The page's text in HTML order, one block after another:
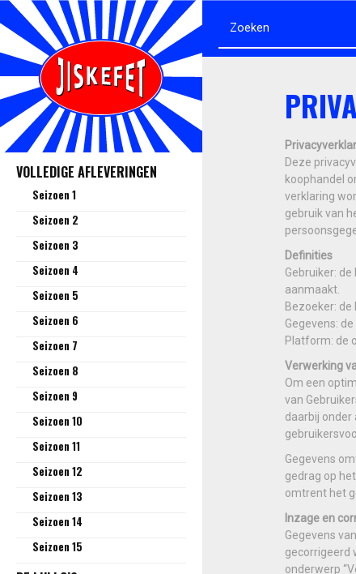
VOLLEDIGE AFLEVERINGEN
Seizoen 1
Seizoen 2
Seizoen 3
Seizoen 4
Seizoen 5
Seizoen 6
Seizoen 7
Seizoen 8
Seizoen 9
Seizoen 10
Seizoen 11
Seizoen 12
Seizoen 13
Seizoen 14
Seizoen 15
Deze
koophandel
verklaring
gebruik van
Definities
Gebruiker:
aanmaakt.
Bezoeker:
Gegevens:
Platform: de
Verwerking
Om een
van
daarbij
Gegevens
gedrag op
omtrent het
Inzage en
Gegevens
gecorrigeerd
onderwerp